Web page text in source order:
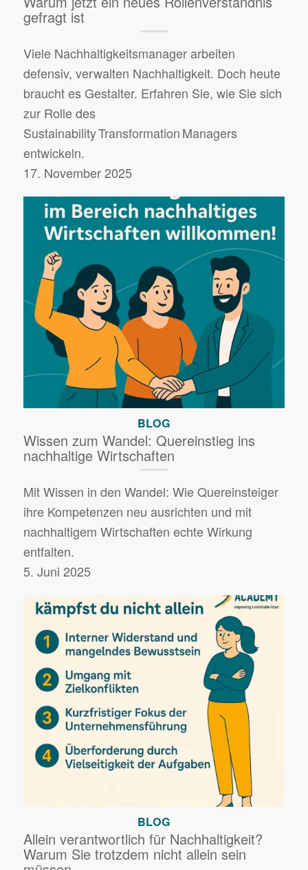
gefragt ist
Viele Nachhaltigkeitsmanager arbeiten
defensiv, verwalten Nachhaltigkeit. Doch heute
braucht es Gestalter. Erfahren Sie, wie Sie sich
zur Rolle des
Sustainability Transformation Managers
entwickeln.
17. November 2025
BLOG
Wissen zum Wandel: Quereinstieg ins
nachhaltige Wirtschaften
Mit Wissen in den Wandel: Wie Quereinsteiger
ihre Kompetenzen neu ausrichten und mit
nachhaltigem Wirtschaften echte Wirkung
entfalten.
5. Juni 2025
BLOG
Allein verantwortlich für Nachhaltigkeit?
Warum Sie trotzdem nicht allein sein